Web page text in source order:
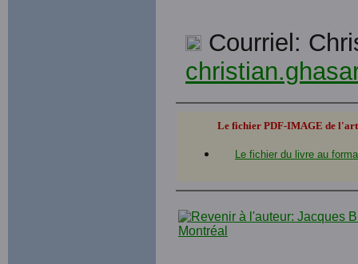
Courriel:
Le fichier PDF-IMAGE de
Le fichier du livre au